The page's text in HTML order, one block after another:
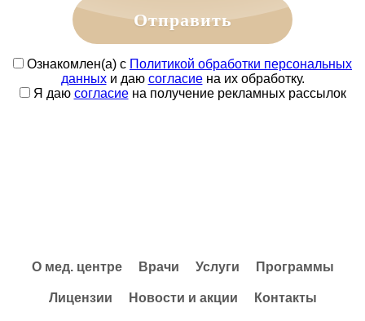
Отправить
Ознакомлен(а) с Политикой обработки персональных
данныхи даю согласиена их обработку.
Я даю согласиена получение рекламных рассылок
О мед. центре Врачи Услуги Программы
Лицензии Новости и акции Контакты